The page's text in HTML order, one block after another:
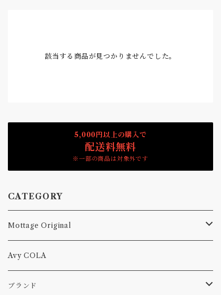
該当する商品が見つかりませんでした。
5,000円以上の購入で
配送料無料
※一部の商品は対象外です
CATEGORY
Mottage Original
Tシャツ
キャップ、ニット
Avy COLA
ブランド